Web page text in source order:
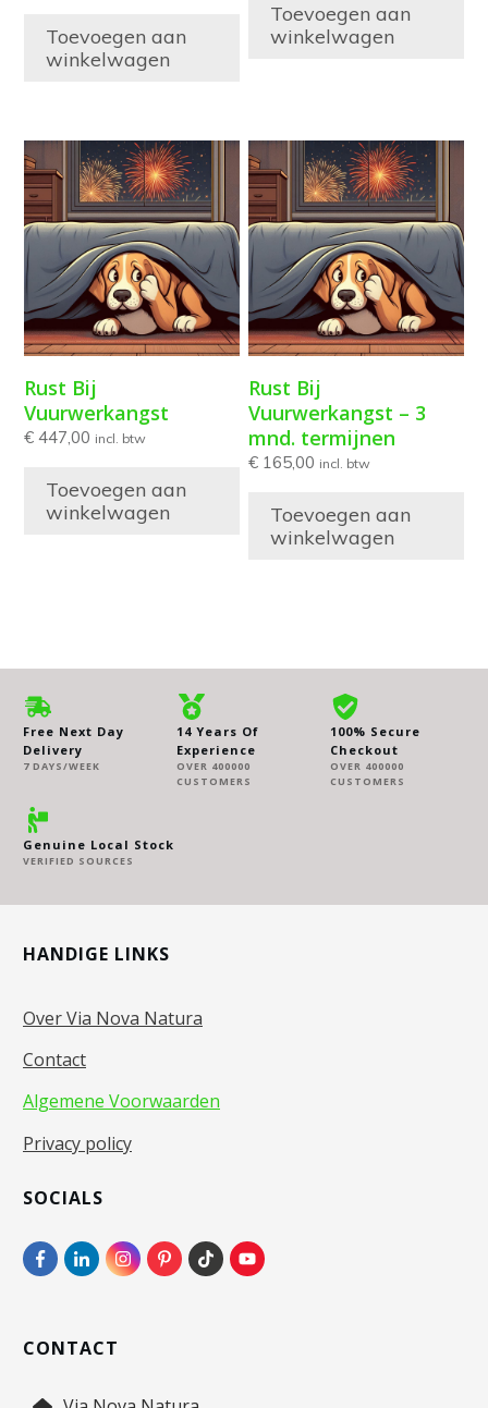
Toevoegen aan
winkelwagen
Toevoegen aan
winkelwagen
Rust Bij
Vuurwerkangst
€ 447,00 incl. btw
Toevoegen aan
winkelwagen
Rust Bij
Vuurwerkangst – 3
mnd. termijnen
€ 165,00 incl. btw
Toevoegen aan
winkelwagen
Free Next Day
Delivery
7 DAYS/WEEK
14 Years Of
Experience
OVER 400000
CUSTOMERS
100% Secure
Checkout
OVER 400000
CUSTOMERS
Genuine Local Stock
VERIFIED SOURCES
HANDIGE LINKS
Over Via Nova Natura
Contact
Algemene Voorwaarden
Privacy policy
SOCIALS
CONTACT